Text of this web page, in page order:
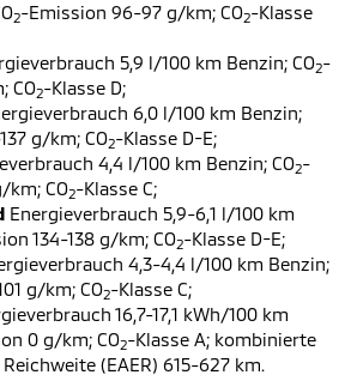
2-Emission 96-97 g/km; CO2-Klasse
5,9 l/100 km Benzin; CO2-
CO2-Klasse D;
6,0 l/100 km Benzin;
g/km; CO2-Klasse D-E;
4,4 l/100 km Benzin; CO2-
km; CO2-Klasse C;
Energieverbrauch 5,9-6,1 l/100 km
134-138 g/km; CO2-Klasse D-E;
4,3-4,4 l/100 km Benzin;
g/km; CO2-Klasse C;
16,7-17,1 kWh/100 km
0 g/km; CO2-Klasse A; kombinierte
(EAER) 615-627 km.